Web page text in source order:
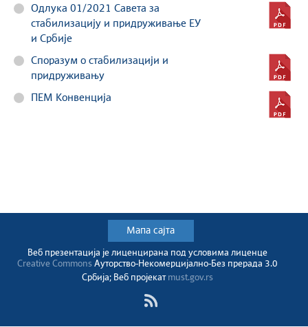
Одлука 01/2021 Савета за
стабилизацију и придруживање ЕУ
и Србије
Споразум о стабилизацији и
придруживању
ПЕМ Конвенција
Мапа сајта
Веб презентација jе лиценциранa под условима лиценце
Creative CommonsАуторство-Некомерцијално-Без прерада 3.0
Србија; Веб пројекат must.gov.rs